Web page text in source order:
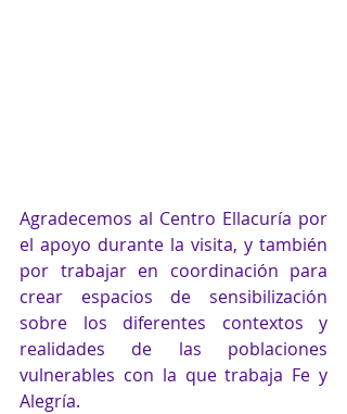
Agradecemos al Centro Ellacuría por
el apoyo durante la visita, y también
por trabajar en coordinación para
crear espacios de sensibilización
sobre los diferentes contextos y
realidades de las poblaciones
vulnerables con la que trabaja Fe y
Alegría.